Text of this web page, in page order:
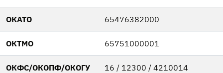
ОКАТО 65476382000
ОКТМО 65751000001
ОКФС/ОКОПФ/ОКОГУ 16 / 12300 / 4210014